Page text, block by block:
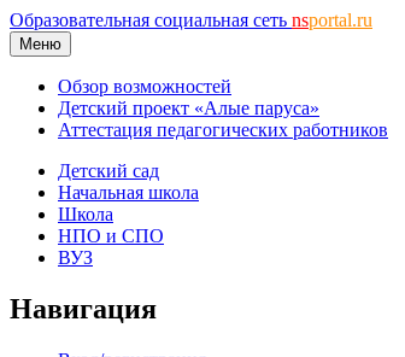
Образовательная социальная сеть nsportal.ru
Меню
Обзор возможностей
Детский проект «Алые паруса»
Аттестация педагогических работников
Детский сад
Начальная школа
Школа
НПО и СПО
ВУЗ
Навигация